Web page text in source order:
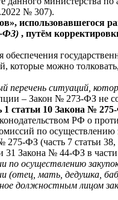
№ 307).
ФЗ) , путём
которые можно
перечень ситуаций,
– Закон № 273-ФЗ не
1 статьи 10 Закона №
РФ о
по
ФЗ (часть 7 статьи
31 Закона № 44-ФЗ в
по осуществлению
(отец, мать, дедушка,
должностным лицом